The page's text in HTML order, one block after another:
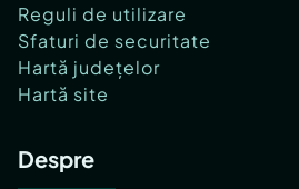
Reguli de utilizare
Sfaturi de securitate
Hartă județelor
Hartă site
Despre